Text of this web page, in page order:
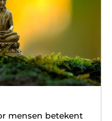
mensen betekent